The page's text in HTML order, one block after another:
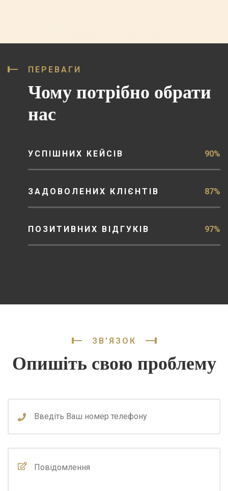
ПЕРЕВАГИ
Чому потрібно обрати
нас
УСПІШНИХ КЕЙСІВ 90%
ЗАДОВОЛЕНИХ КЛІЄНТІВ 87%
ПОЗИТИВНИХ ВІДГУКІВ 97%
ЗВ'ЯЗОК
Опишіть свою проблему